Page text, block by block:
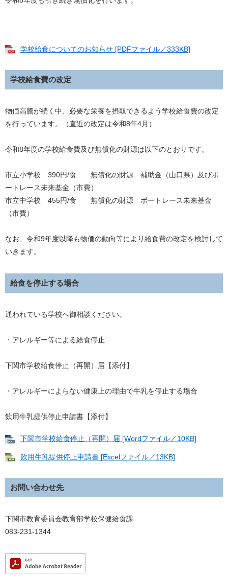
学校給食についてのお知らせ [PDFファイル／333KB]
学校給食費の改定
物価高騰が続く中、必要な栄養を摂取できるよう学校給食費の改定
を行っています。（直近の改定は令和8年4月）
令和8年度の学校給食費及び無償化の財源は以下のとおりです。
市立小学校 390円/食 無償化の財源 補助金（山口県）及びボ
ートレース未来基金（市費）
市立中学校 455円/食 無償化の財源 ボートレース未来基金
（市費）
なお、令和9年度以降も物価の動向等により給食費の改定を検討して
いきます。
給食を停止する場合
通われている学校へ御相談ください。
・アレルギー等による給食停止
下関市学校給食停止（再開）届【添付】
・アレルギーによらない健康上の理由で牛乳を停止する場合
飲用牛乳提供停止申請書【添付】
下関市学校給食停止（再開）届 [Wordファイル／10KB]
飲用牛乳提供停止申請書 [Excelファイル／13KB]
お問い合わせ先
下関市教育委員会教育部学校保健給食課
083-231-1344